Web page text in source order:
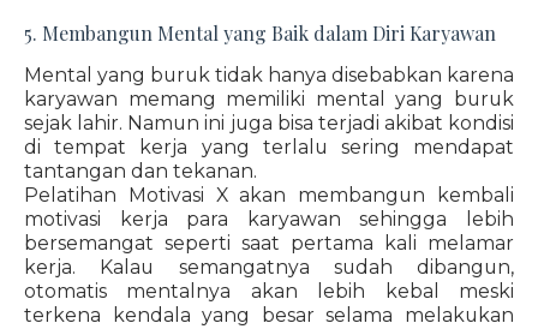
5. Membangun Mental yang Baik dalam Diri Karyawan
Mental yang buruk tidak hanya disebabkan karena
karyawan memang memiliki mental yang buruk
sejak lahir. Namun ini juga bisa terjadi akibat kondisi
di tempat kerja yang terlalu sering mendapat
tantangan dan tekanan.
Pelatihan Motivasi X akan membangun kembali
motivasi kerja para karyawan sehingga lebih
bersemangat seperti saat pertama kali melamar
kerja. Kalau semangatnya sudah dibangun,
otomatis mentalnya akan lebih kebal meski
terkena kendala yang besar selama melakukan